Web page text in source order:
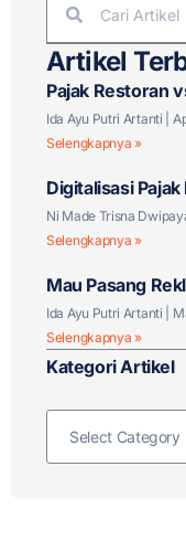
Artikel
Pajak Restoran
untuk Bisnis
Ida Ayu Putri Artanti
Selengkapnya »
Digitalisasi
Tantangan Baru?
Ni Made Trisna
Selengkapnya »
Mau Pasang
Ida Ayu Putri Artanti
Selengkapnya »
Kategori Artikel